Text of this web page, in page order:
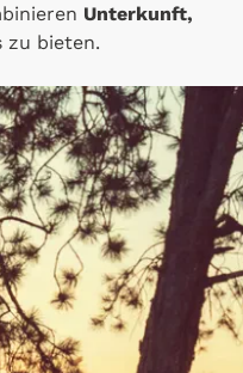
Unterkunft,
zu bieten.